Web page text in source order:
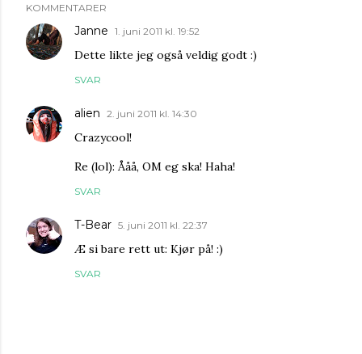
KOMMENTARER
Janne 1. juni 2011 kl. 19:52
Dette likte jeg også veldig godt :)
SVAR
alien 2. juni 2011 kl. 14:30
Crazycool!
Re (lol): Ååå, OM eg ska! Haha!
SVAR
T-Bear 5. juni 2011 kl. 22:37
Æ si bare rett ut: Kjør på! :)
SVAR